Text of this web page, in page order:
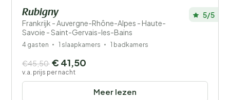
Rubigny
Frankrijk - Auvergne-Rhône-Alpes - Haute-
Savoie - Saint-Gervais-les-Bains
5/5
4 gasten 1 slaapkamers 1 badkamers
Meer lezen
€45,50 € 41,50
v.a. prijs per nacht